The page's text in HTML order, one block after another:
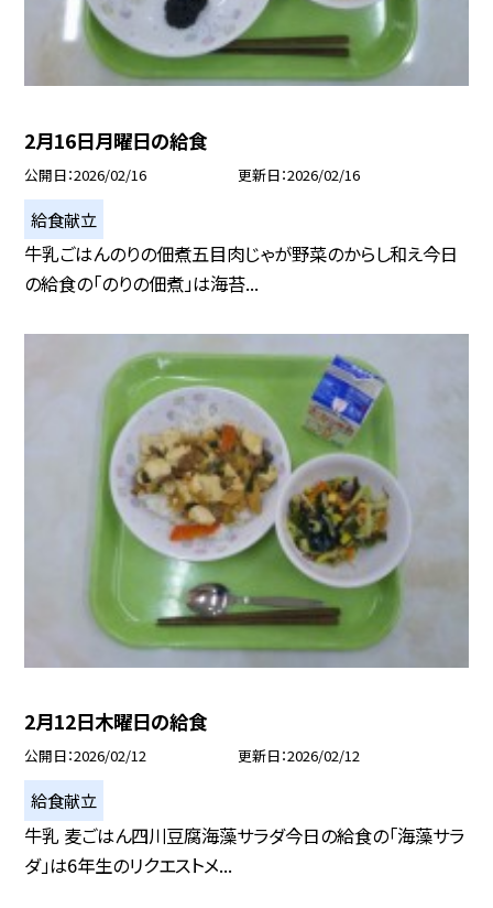
2月16日月曜日の給食
公開日 2026/02/16 更新日 2026/02/16
給食献立
牛乳ごはんのりの佃煮五目肉じゃが野菜のからし和え今日
の給食の「のりの佃煮」は海苔...
2月12日木曜日の給食
公開日 2026/02/12 更新日 2026/02/12
給食献立
牛乳 麦ごはん四川豆腐海藻サラダ今日の給食の「海藻サラ
ダ」は6年生のリクエストメ...